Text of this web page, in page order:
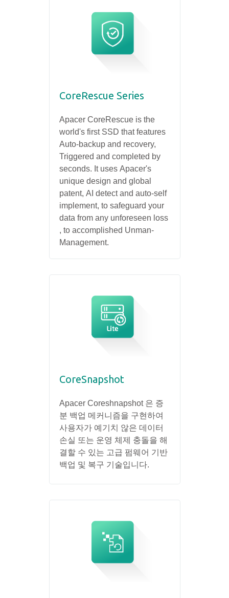
CoreRescue Series
Apacer CoreRescue is the
world's first SSD that features
Auto-backup and recovery,
Triggered and completed by
seconds. It uses Apacer's
unique design and global
patent, AI detect and auto-self
implement, to safeguard your
data from any unforeseen loss
, to accomplished Unman-
Management.
CoreSnapshot
Apacer Coreshnapshot 은 증
분 백업 메커니즘을 구현하여
사용자가 예기치 않은 데이터
손실 또는 운영 체제 충돌을 해
결할 수 있는 고급 펌웨어 기반
백업 및 복구 기술입니다.